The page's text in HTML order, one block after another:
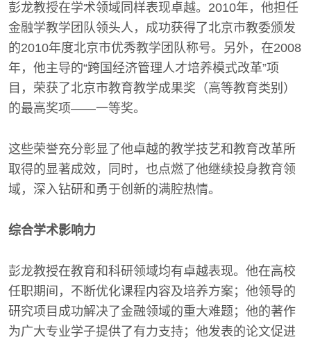
彭龙教授在学术领域同样表现卓越。2010年，他担任
金融学教学团队领头人，成功获得了北京市教委颁发
的2010年度北京市优秀教学团队称号。另外，在2008
年，他主导的“跨国经济管理人才培养模式改革”项
目，荣获了北京市教育教学成果奖（高等教育类别）
的最高奖项——一等奖。
这些荣誉充分彰显了他卓越的教学技艺和教育改革所
取得的显著成效，同时，也点燃了他继续投身教育领
域，深入钻研和勇于创新的满腔热情。
综合学术影响力
彭龙教授在教育和科研领域均有卓越表现。他在高校
任职期间，不断优化课程内容及培养方案；他领导的
研究项目成功解决了金融领域的重大难题；他的著作
为广大专业学子提供了有力支持；他发表的论文促进